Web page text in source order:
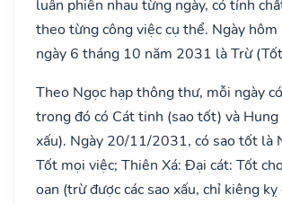
luân phiên nhau từng ngày, có tính
theo từng công việc cụ thể. Ngày hôm
ngày 6 tháng 10 năm 2031 là Trừ
Theo Ngọc hạp thông thư, mỗi ngày
trong đó có Cát tinh (sao tốt) và
xấu). Ngày 20/11/2031, có sao tốt là
Tốt mọi việc; Thiên Xá: Đại cát: Tốt
oan (trừ được các sao xấu, chỉ kiêng